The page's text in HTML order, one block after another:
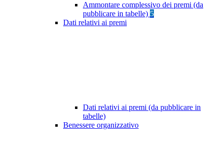
Ammontare complessivo dei premi (da
pubblicare in tabelle) 5
Dati relativi ai premi
Dati relativi ai premi (da pubblicare in
tabelle)
Benessere organizzativo